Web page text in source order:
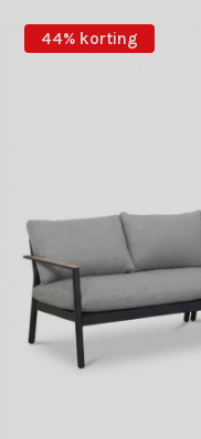
44% korting